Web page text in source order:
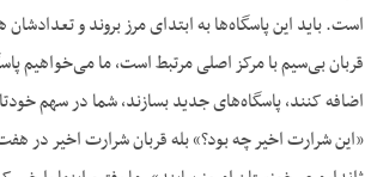
است. باید این پاسگاه‌ها به ابتدای مرز بروند و
قربان بی‌سیم با مرکز اصلی مرتبط است، ما می‌خواهیم
اضافه کنند، پاسگاه‌های جدید بسازند، شما در سهم
«این شرارت اخیر چه بود؟» بله قربان شرارت اخیر در